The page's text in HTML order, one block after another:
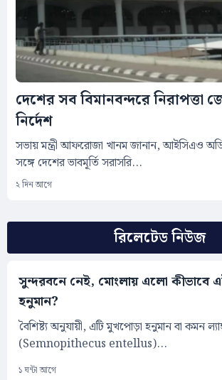
রিলেটেড নিউজ
সুন্দরবনে নেই, মোংলায় এলো কীভাবে
হনুমান?
বৈশিষ্ট্য অনুযায়ী, এটি মুখপোড়া হনুমান বা কমন
(Semnopithecus entellus)...
১ ঘন্টা আগে
দেশের সব বিমানবন্দরে নিরাপত্তা
নির্দেশ
সভায় মন্ত্রী আফরোজা খানম জানান, আইসিএও
সঙ্গে দেশের ভাবমূর্তি সরাসরি...
২ দিন আগে